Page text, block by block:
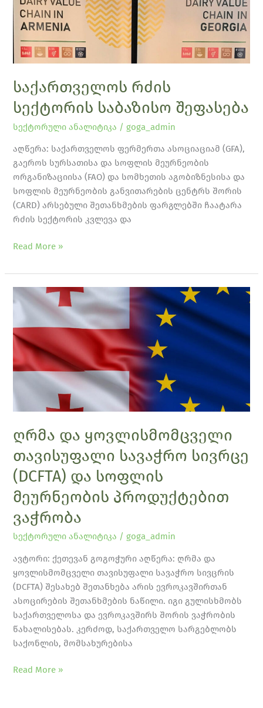
საქართველოს რძის
სექტორის საბაზისო შეფასება
სექტორული ანალიტიკა /goga_admin
აღწერა: საქართველოს ფერმერთა ასოციაციამ (GFA),
გაეროს სურსათისა და სოფლის მეურნეობის
ორგანიზაციისა (FAO) და სომხეთის აგობიზნესისა და
სოფლის მეურნეობის განვითარების ცენტრს შორის
(CARD) არსებული შეთანხმების ფარგლებში ჩაატარა
რძის სექტორის კვლევა და
შეფასება
Read More »
ღრმა და ყოვლისმომცველი
თავისუფალი სავაჭრო სივრცე
(DCFTA) და სოფლის
მეურნეობის პროდუქტებით
ვაჭრობა
სექტორული ანალიტიკა /goga_admin
ავტორი: ქეთევან გოგოჭური აღწერა: ღრმა და
ყოვლისმომცველი თავისუფალი სავაჭრო სივცრის
(DCFTA) შესახებ შეთანხება არის ევროკავშირთან
ასოცირების შეთანხმების ნაწილი. იგი გულისხმობს
საქართველოსა და ევროკავშირს შორის ვაჭრობის
წახალისებას. კერძოდ, საქართველო სარგებლობს
საქონლის, მომსახურებისა
ღრმა
ყოვლისმომცველი
თავისუფალი
სავაჭრო
სივრცე
(DCFTA)
და
სოფლის
პროდუქტებით
Read More »